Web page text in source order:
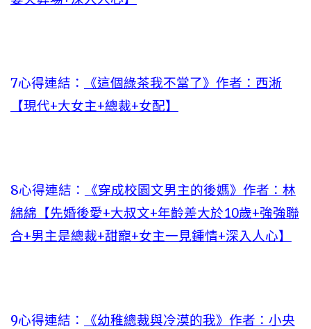
7心得連結：
《這個綠茶我不當了》作者：西淅
【現代+大女主+總裁+女配】
8心得連結：
《穿成校園文男主的後媽》作者：林
綿綿【先婚後愛+大叔文+年齡差大於10歲+強強聯
合+男主是總裁+甜寵+女主一見鍾情+深入人心】
9心得連結：
《幼稚總裁與冷漠的我》作者：小央